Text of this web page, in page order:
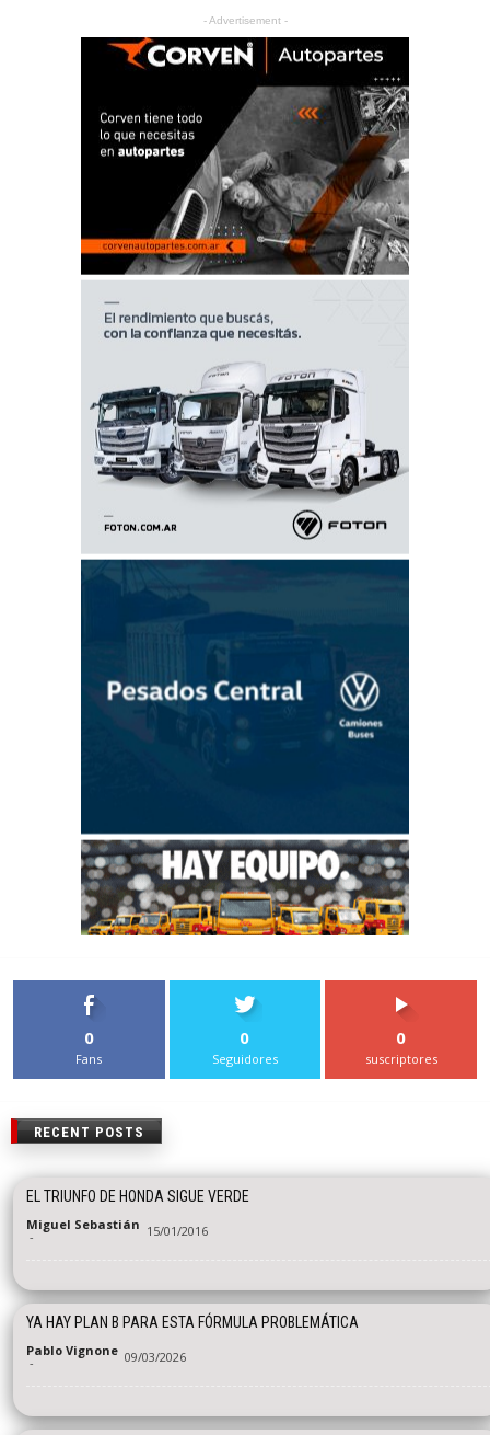
- Advertisement -
0
Fans
0
Seguidores
0
suscriptores
RECENT POSTS
EL TRIUNFO DE HONDA SIGUE VERDE
Miguel Sebastián
- 15/01/2016
YA HAY PLAN B PARA ESTA FÓRMULA PROBLEMÁTICA
Pablo Vignone
- 09/03/2026